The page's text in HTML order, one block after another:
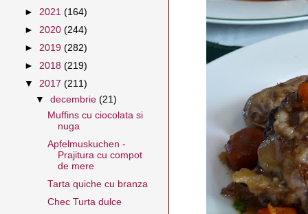
► 2021 (164)
► 2020 (244)
► 2019 (282)
► 2018 (219)
▼ 2017 (211)
▼decembrie(21)
Muffins cu ciocolata si
nuga
Apfelmuskuchen -
Prajitura cu compot
de mere
Tarta quiche cu branza
Chec Turta dulce